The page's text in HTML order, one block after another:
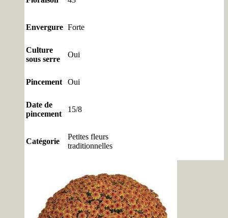
Envergure Forte
Culture
sous serre
Oui
Pincement Oui
Date de
pincement
15/8
Catégorie
Petites fleurs
traditionnelles